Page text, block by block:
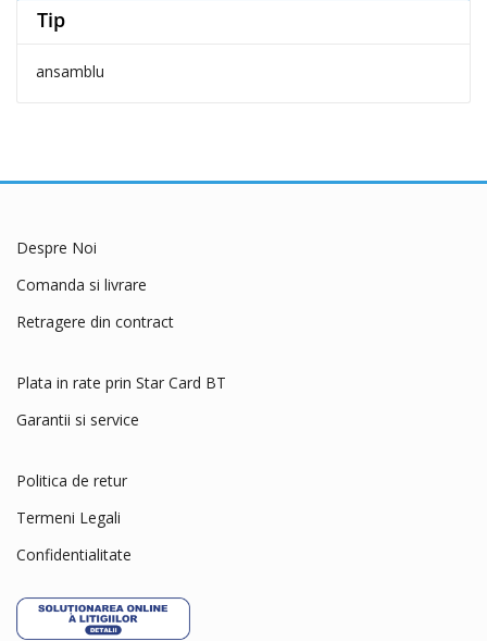
Bellovero
Cat Concept
Catit
Cesar
Chipsi
COA
Coachies
Crystal Cat
Cunipic
Delickcious
Dog Chow
Tip
ansamblu
Despre Noi
Comanda si livrare
Retragere din contract
Plata in rate prin Star Card BT
Garantii si service
Politica de retur
Termeni Legali
Confidentialitate